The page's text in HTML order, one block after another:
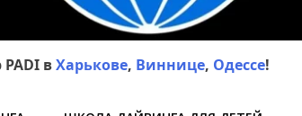
вХарькове, Виннице, Одессе!